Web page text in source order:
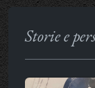
Storie e